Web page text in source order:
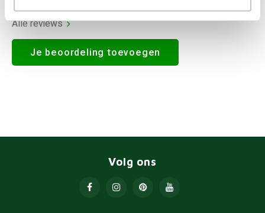
Alle reviews
Je beoordeling toevoegen
Volg ons